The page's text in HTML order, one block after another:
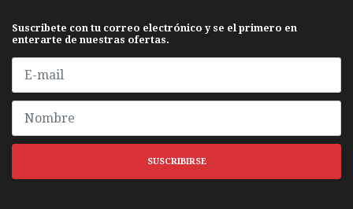
Suscribete con tu correo electrónico y se el primero en
enterarte de nuestras ofertas.
SUSCRIBIRSE